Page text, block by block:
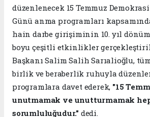
düzenlenecek 15 Temmuz
Günü anma programları
hain darbe girişiminin 10. yıl
boyu çeşitli etkinlikler
Başkanı Salim Salih Sarıalioğlu,
birlik ve beraberlik ruhuyla
programlara davet ederek, "15
unutmamak ve unutturmamak
sorumluluğudur." dedi.